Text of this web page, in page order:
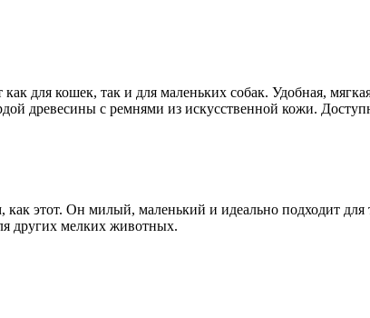
для кошек, так и для маленьких собак. Удобная,
древесины с ремнями из искусственной кожи.
этот. Он милый, маленький и идеально подходит для
других мелких животных.